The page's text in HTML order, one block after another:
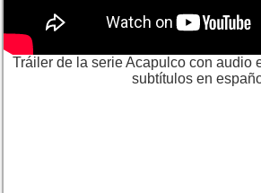
Tráiler de la serie Acapulco con audio
subtítulos en